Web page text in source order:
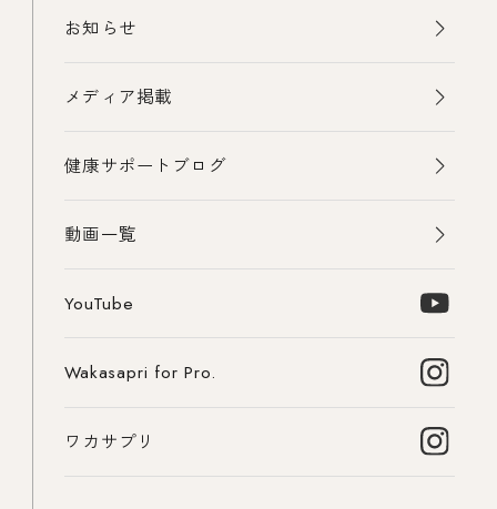
お知らせ
メディア掲載
健康サポートブログ
動画一覧
YouTube
Wakasapri for Pro.
ワカサプリ